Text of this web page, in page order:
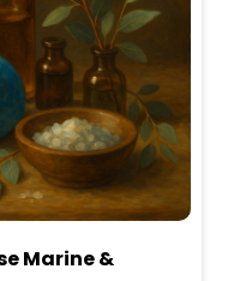
Marine &